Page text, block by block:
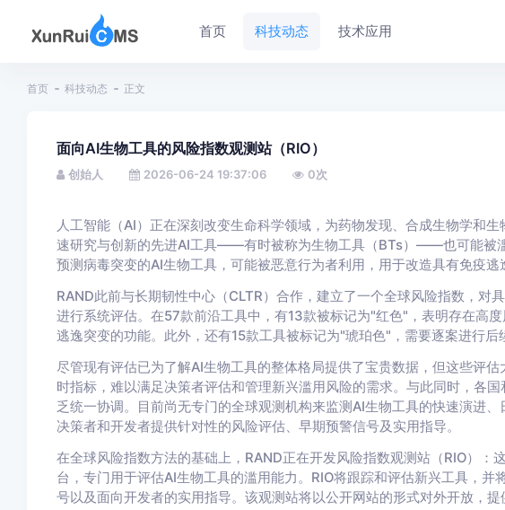
首页 科技动态 技术应用
首页 科技动态 正文
面向AI生物工具的风险指数观测站（RIO）
创始人 2026-06-24 19:37:06 0次
人工智能（AI）正在深刻改变生命科学领域，为药物发现、合成生物学和
速研究与创新的先进AI工具——有时被称为生物工具（BTs）——也可能被
预测病毒突变的AI生物工具，可能被恶意行为者利用，用于改造具有免疫逃
RAND此前与长期韧性中心（CLTR）合作，建立了一个全球风险指数，对
进行系统评估。在57款前沿工具中，有13款被标记为"红色"，表明存在高
逃逸突变的功能。此外，还有15款工具被标记为"琥珀色"，需要逐案进行后
尽管现有评估已为了解AI生物工具的整体格局提供了宝贵数据，但这些评
时指标，难以满足决策者评估和管理新兴滥用风险的需求。与此同时，各
乏统一协调。目前尚无专门的全球观测机构来监测AI生物工具的快速演进
决策者和开发者提供针对性的风险评估、早期预警信号及实用指导。
在全球风险指数方法的基础上，RAND正在开发风险指数观测站（RIO）：
台，专门用于评估AI生物工具的滥用能力。RIO将跟踪和评估新兴工具，并
号以及面向开发者的实用指导。该观测站将以公开网站的形式对外开放，